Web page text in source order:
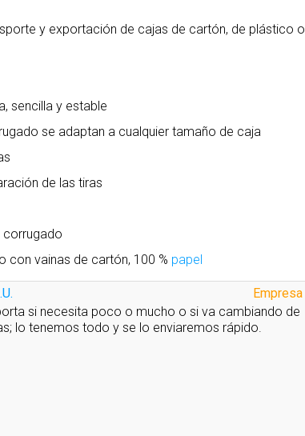
y exportación de cajas de cartón, de plástico o
sencilla y estable
se adaptan a cualquier tamaño de caja
de las tiras
corrugado
con vainas de cartón, 100 % papel
Empresa
si necesita poco o mucho o si va cambiando de
lo tenemos todo y se lo enviaremos rápido.